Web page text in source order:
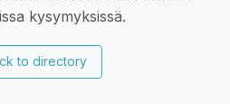
kysymyksissä.
to directory